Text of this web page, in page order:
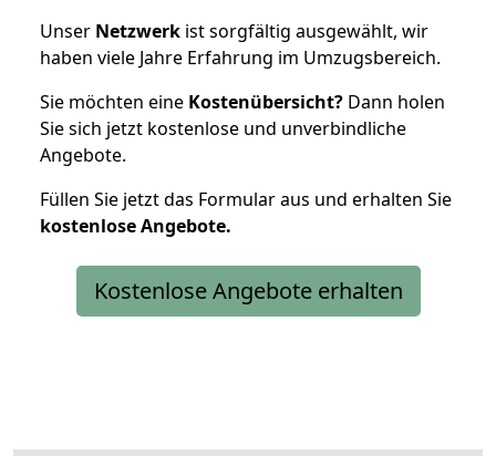
Unser Netzwerk ist sorgfältig ausgewählt, wir
haben viele Jahre Erfahrung im Umzugsbereich.
Sie möchten eine Kostenübersicht? Dann holen
Sie sich jetzt kostenlose und unverbindliche
Angebote.
Füllen Sie jetzt das Formular aus und erhalten Sie
kostenloseAngebote.
Kostenlose Angebote erhalten